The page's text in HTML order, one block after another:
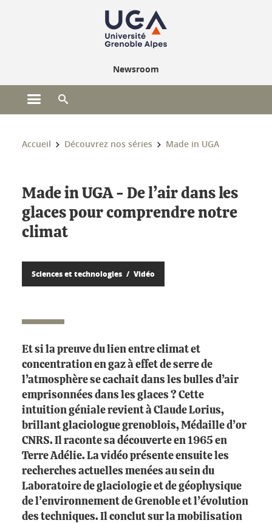
Newsroom
Ouvrir le menu principal
Vous êtes ici :
Accueil Découvrez nos séries Made in UGA
Made in UGA - De l’air dans les
glaces pour comprendre notre
climat
Sciences et technologies Vidéo
Et si la preuve du lien entre climat et
concentration en gaz à effet de serre de
l’atmosphère se cachait dans les bulles d’air
emprisonnées dans les glaces ? Cette
intuition géniale revient à Claude Lorius,
brillant glaciologue grenoblois, Médaille d’or
CNRS. Il raconte sa découverte en 1965 en
Terre Adélie. La vidéo présente ensuite les
recherches actuelles menées au sein du
Laboratoire de glaciologie et de géophysique
de l’environnement de Grenoble et l’évolution
des techniques. Il conclut sur la mobilisation